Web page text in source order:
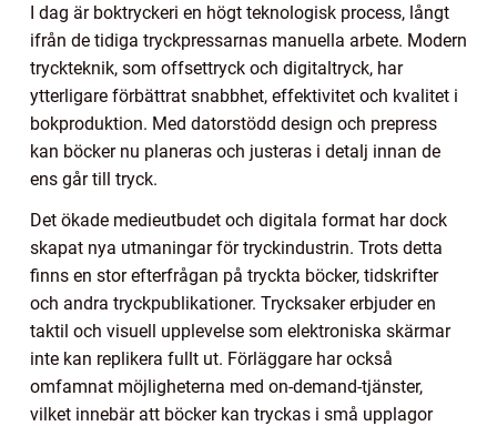
I dag är boktryckeri en högt teknologisk process, långt
ifrån de tidiga tryckpressarnas manuella arbete. Modern
tryckteknik, som offsettryck och digitaltryck, har
ytterligare förbättrat snabbhet, effektivitet och kvalitet i
bokproduktion. Med datorstödd design och prepress
kan böcker nu planeras och justeras i detalj innan de
ens går till tryck.
Det ökade medieutbudet och digitala format har dock
skapat nya utmaningar för tryckindustrin. Trots detta
finns en stor efterfrågan på tryckta böcker, tidskrifter
och andra tryckpublikationer. Trycksaker erbjuder en
taktil och visuell upplevelse som elektroniska skärmar
inte kan replikera fullt ut. Förläggare har också
omfamnat möjligheterna med on-demand-tjänster,
vilket innebär att böcker kan tryckas i små upplagor